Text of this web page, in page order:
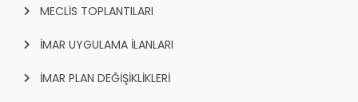
MECLİS TOPLANTILARI
İMAR UYGULAMA İLANLARI
İMAR PLAN DEĞİŞİKLİKLERİ